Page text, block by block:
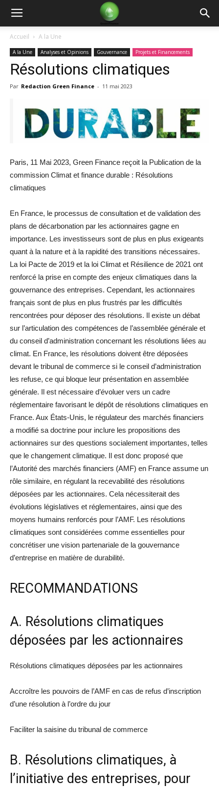
Green
Finance
Accueil A la Une
A la Une Analyses et Opinions Gouvernance Projets et Financements
Résolutions climatiques
Par Redaction Green Finance - 11 mai 2023
Paris, 11 Mai 2023, Green Finance reçoit la Publication de la
commission Climat et finance durable : Résolutions
climatiques
En France, le processus de consultation et de validation des
plans de décarbonation par les actionnaires gagne en
importance. Les investisseurs sont de plus en plus exigeants
quant à la nature et à la rapidité des transitions nécessaires.
La loi Pacte de 2019 et la loi Climat et Résilience de 2021 ont
renforcé la prise en compte des enjeux climatiques dans la
gouvernance des entreprises. Cependant, les actionnaires
français sont de plus en plus frustrés par les difficultés
rencontrées pour déposer des résolutions. Il existe un débat
sur l’articulation des compétences de l’assemblée générale et
du conseil d’administration concernant les résolutions liées au
climat. En France, les résolutions doivent être déposées
devant le tribunal de commerce si le conseil d’administration
les refuse, ce qui bloque leur présentation en assemblée
générale. Il est nécessaire d’évoluer vers un cadre
réglementaire favorisant le dépôt de résolutions climatiques en
France. Aux États-Unis, le régulateur des marchés financiers
a modifié sa doctrine pour inclure les propositions des
actionnaires sur des questions socialement importantes, telles
que le changement climatique. Il est donc proposé que
l’Autorité des marchés financiers (AMF) en France assume un
rôle similaire, en régulant la recevabilité des résolutions
déposées par les actionnaires. Cela nécessiterait des
évolutions législatives et réglementaires, ainsi que des
moyens humains renforcés pour l’AMF. Les résolutions
climatiques sont considérées comme essentielles pour
concrétiser une vision partenariale de la gouvernance
d’entreprise en matière de durabilité.
RECOMMANDATIONS
A. Résolutions climatiques
déposées par les actionnaires
Résolutions climatiques déposées par les actionnaires
Accroître les pouvoirs de l’AMF en cas de refus d’inscription
d’une résolution à l’ordre du jour
Faciliter la saisine du tribunal de commerce
B. Résolutions climatiques, à
l’initiative des entreprises, pour